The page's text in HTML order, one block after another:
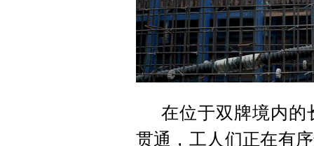
在位于双牌境内的
贯通，工人们正在有